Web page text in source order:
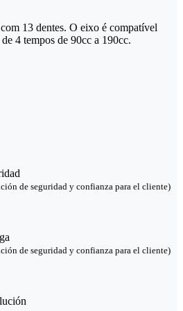
13 dentes. O eixo é compatível
4 tempos de 90cc a 190cc.
de seguridad y confianza para el cliente)
de seguridad y confianza para el cliente)